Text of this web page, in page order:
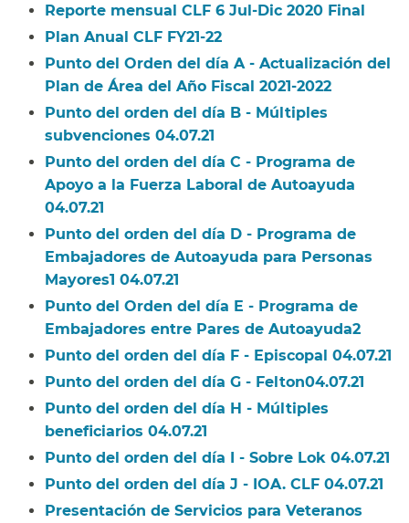
Reporte mensual CLF 6 Jul-Dic 2020 Final​​
Plan Anual CLF FY21-22​​
Punto del Orden del día A - Actualización del
Plan de Área del Año Fiscal 2021-2022​​
Punto del orden del día B - Múltiples
subvenciones 04.07.21​​
Punto del orden del día C - Programa de
Apoyo a la Fuerza Laboral de Autoayuda
04.07.21​​
Punto del orden del día D - Programa de
Embajadores de Autoayuda para Personas
Mayores1 04.07.21​​
Punto del Orden del día E - Programa de
Embajadores entre Pares de Autoayuda2​​
Punto del orden del día F - Episcopal 04.07.21​​
Punto del orden del día G - Felton04.07.21​​
Punto del orden del día H - Múltiples
beneficiarios 04.07.21​​
Punto del orden del día I - Sobre Lok 04.07.21​​
Punto del orden del día J - IOA. CLF 04.07.21​​
Presentación de Servicios para Veteranos